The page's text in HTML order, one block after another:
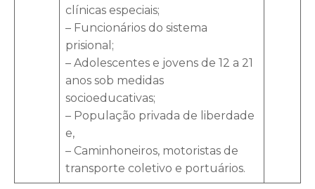
clínicas especiais;
– Funcionários do sistema
prisional;
– Adolescentes e jovens de 12 a 21
anos sob medidas
socioeducativas;
– População privada de liberdade
e,
– Caminhoneiros, motoristas de
transporte coletivo e portuários.